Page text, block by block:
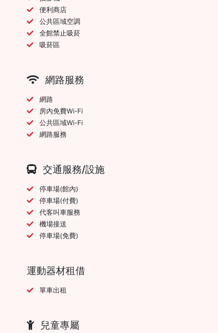
便利商店
公共區域空調
全館禁止吸菸
吸菸區
網路服務
網路
房內免費Wi-Fi
公共區域Wi-Fi
網路服務
交通服務/設施
停車場(館內)
停車場(付費)
代客叫車服務
機場接送
停車場(免費)
運動器材租借
單車出租
兒童專屬